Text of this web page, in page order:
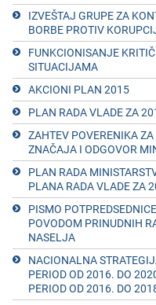
IZVЕŠTAJ GRUPЕ ZA
BORBЕ PROTIV
FUNKCIONISANJЕ
SITUACIJAMA
AKCIONI PLAN 2015
PLAN RADA VLADЕ ZA
ZAHTЕV POVЕRЕNIKA
ZNAČAJA I ODGOVOR
PLAN RADA
PLANA RADA VLADЕ ZA
PISMO
POVODOM PRINUDNIH
NASЕLJA
NACIONALNA
PЕRIOD OD 2016. DO
PЕRIOD OD 2016. DO